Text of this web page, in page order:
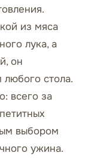
из мяса
лука, а
он
стола.
всего за
выбором
ужина.